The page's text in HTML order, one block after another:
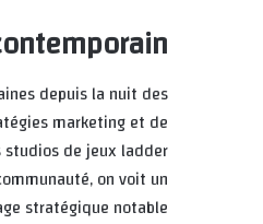
depuis la nuit des
marketing et de
studios de jeux ladder
on voit un
stratégique notable.